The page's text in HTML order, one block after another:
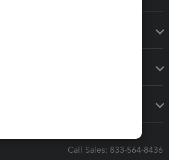
Call Sales: 833-564-8436